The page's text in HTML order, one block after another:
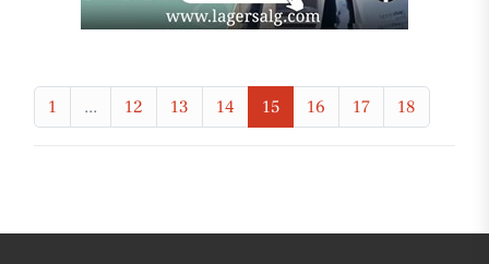
1 ... 12 13 14 15 16 17 18